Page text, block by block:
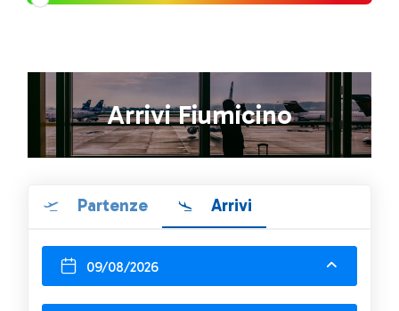
Arrivi Fiumicino
Partenze Arrivi
09/08/2026